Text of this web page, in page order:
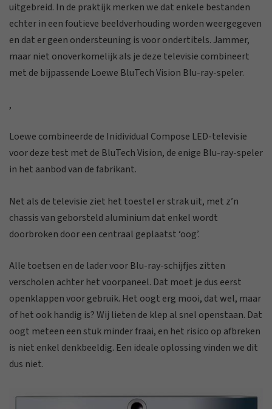
uitgebreid. In de praktijk merken we dat enkele bestanden
echter in een foutieve beeldverhouding worden weergegeven
en dat er geen ondersteuning is voor ondertitels. Jammer,
maar niet onoverkomelijk als je deze televisie combineert
met de bijpassende Loewe BluTech Vision Blu-ray-speler.
,
Loewe combineerde de Inidividual Compose LED-televisie
voor deze test met de BluTech Vision, de enige Blu-ray-speler
in het aanbod van de fabrikant.
Net als de televisie ziet het toestel er strak uit, met z’n
chassis van geborsteld aluminium dat enkel wordt
doorbroken door een centraal geplaatst ‘oog’.
Alle toetsen en de lader voor Blu-ray-schijfjes zitten
verscholen achter het voorpaneel. Dat moet je dus eerst
openklappen voor gebruik. Het oogt erg mooi, dat wel, maar
of het ook handig is? Wij lieten de klep al snel openstaan. Dat
oogt meteen een stuk minder fraai, en het risico op afbreken
is niet enkel denkbeeldig. Een ideale oplossing vinden we dit
dus niet.